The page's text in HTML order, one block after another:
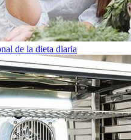
de la dieta diaria